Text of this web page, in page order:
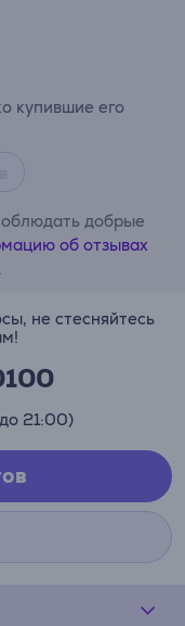
купившие его
добрые
об отзывах
не стесняйтесь
21:00)